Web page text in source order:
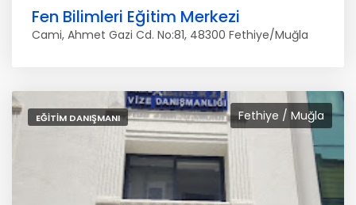
Fen Bilimleri Eğitim Merkezi
Cami, Ahmet Gazi Cd. No:81, 48300 Fethiye/Muğla
Fethiye / Muğla
EĞITIM DANIŞMANI